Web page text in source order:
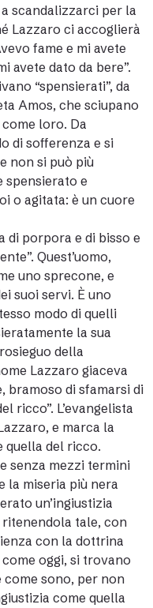
scandalizzarci per la
Lazzaro ci accoglierà
fame e mi avete
avete dato da bere”.
“spensierati”, da
Amos, che sciupano
loro. Da
di sofferenza e si
non si può più
spensierato e
o agitata: è un cuore
di porpora e di bisso e
Quest’uomo,
uno sprecone, e
suoi servi. È uno
modo di quelli
la sua
della
Lazzaro giaceva
bramoso di sfamarsi di
ricco”. L’evangelista
e marca la
quella del ricco.
senza mezzi termini
la miseria più nera
un’ingiustizia
tale, con
con la dottrina
oggi, si trovano
sono, per non
come quella